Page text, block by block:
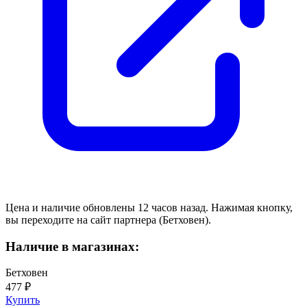
Цена и наличие обновлены 12 часов назад. Нажимая кнопку,
вы переходите на сайт партнера (Бетховен).
Наличие в магазинах:
Бетховен
477 ₽
Купить